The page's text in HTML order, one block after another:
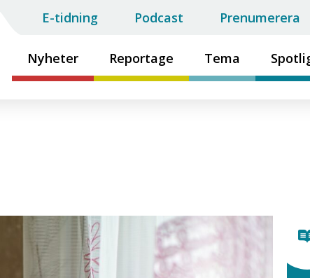
Nyheter Reportage Tema
E-tidning Podcast Prenumerera